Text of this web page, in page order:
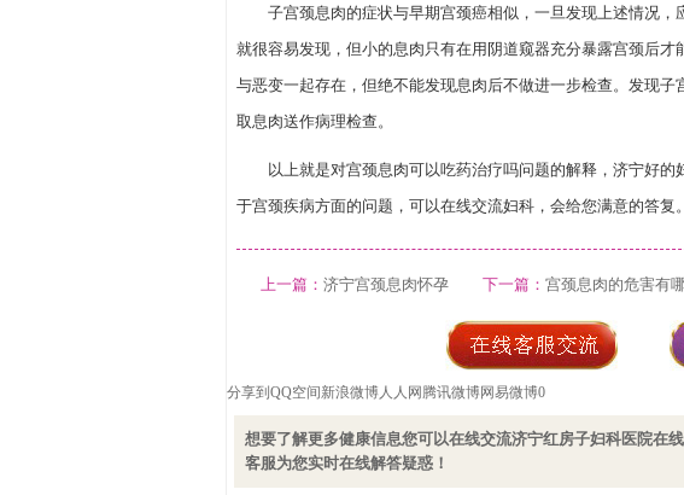
子宫颈息肉的症状与早期宫颈癌相似，一旦发现上述情况，
就很容易发现，但小的息肉只有在用阴道窥器充分暴露宫颈后
与恶变一起存在，但绝不能发现息肉后不做进一步检查。发现
取息肉送作病理检查。
以上就是对宫颈息肉可以吃药治疗吗问题的解释，济宁好的
于宫颈疾病方面的问题，可以在线交流妇科，会给您满意的答复。
上一篇： 济宁宫颈息肉怀孕 下一篇： 宫颈息肉的危害有
分享到 QQ空间 新浪微博人人网 腾讯微博网易微博0
想要了解更多健康信息您可以在线交流济宁红房子妇科医院在
客服为您实时在线解答疑惑！